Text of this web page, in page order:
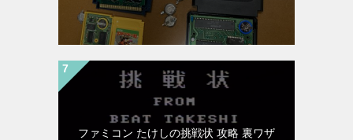
ファミコン たけしの挑戦状 攻略 裏ワザ